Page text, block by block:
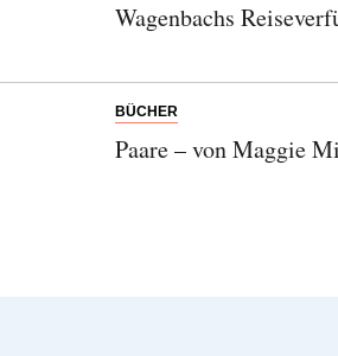
Wagenbachs
BÜCHER
Paare – von Maggie